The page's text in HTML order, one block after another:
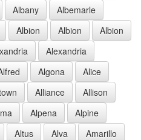
Albany
Albemarle
Albion Albion
Albion
Alexandria
Algona
Alice
Alliance
Allison
Alpena
Alpine
Altus Alva
Amarillo